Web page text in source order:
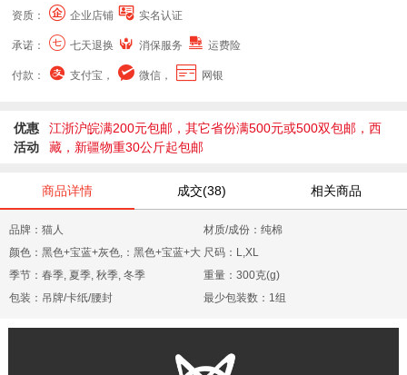
资质： 企业店铺 实名认证
承诺： 七天退换 消保服务 运费险
付款： 支付宝， 微信， 网银
优惠
活动
江浙沪皖满200元包邮，其它省份满500元或500双包邮，西
藏，新疆物重30公斤起包邮
商品详情 成交(38) 相关商品
品牌：猫人
材质/成份：纯棉
颜色：黑色+宝蓝+灰色,：黑色+宝蓝+大
红,黑色+豆沙+肤色,黑色+灰色+肤色
尺码：L,XL
季节：春季, 夏季, 秋季, 冬季
重量：300克(g)
包装：吊牌/卡纸/腰封
最少包装数：1组